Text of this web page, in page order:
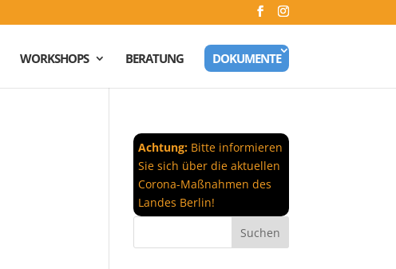
WORKSHOPS BERATUNG DOKUMENTE
Achtung: Bitte informieren
Sie sich über die aktuellen
Corona-Maßnahmen des
Landes Berlin!